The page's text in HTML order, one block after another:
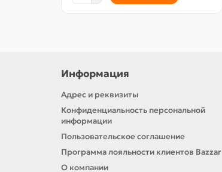
Информация
Адрес и реквизиты
Конфиденциальность персональной
информации
Пользовательское соглашение
Программа лояльности клиентов Bazzar
О компании